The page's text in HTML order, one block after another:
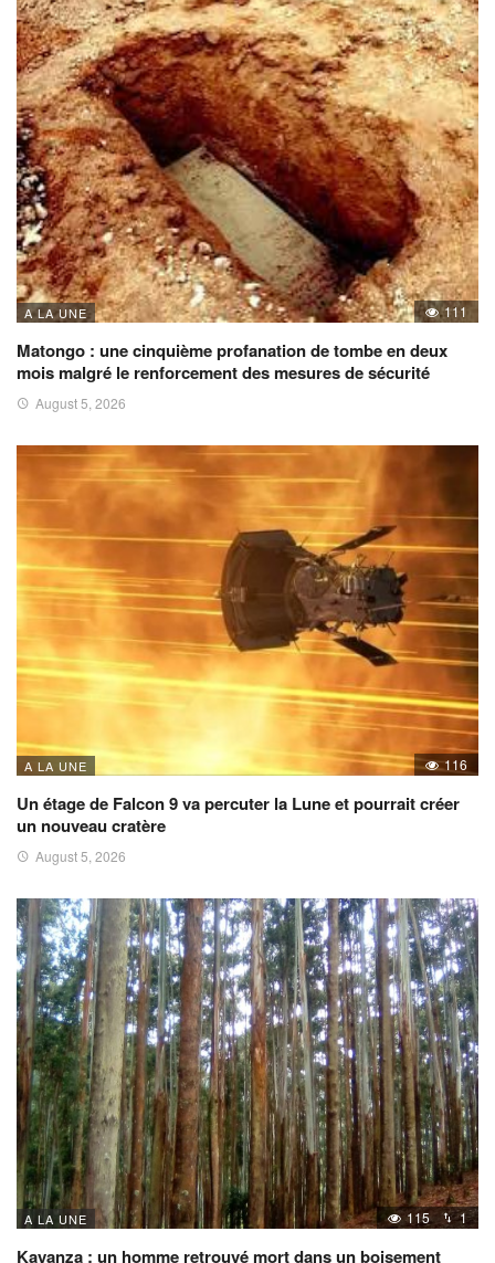
A LA UNE 111
Matongo : une cinquième profanation de tombe en deux
mois malgré le renforcement des mesures de sécurité
August 5, 2026
A LA UNE 116
Un étage de Falcon 9 va percuter la Lune et pourrait créer
un nouveau cratère
August 5, 2026
A LA UNE 115 1
Kayanza : un homme retrouvé mort dans un boisement